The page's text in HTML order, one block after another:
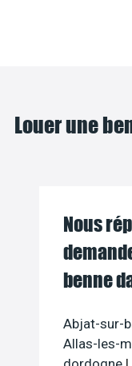
Louer une
Nous
benne
Abjat-sur-
Allas-les-